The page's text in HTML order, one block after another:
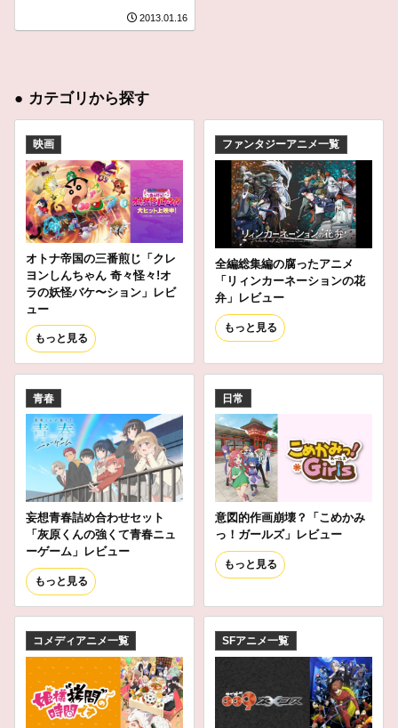
2013.01.16
● カテゴリから探す
映画
オトナ帝国の三番煎じ「クレ
ヨンしんちゃん 奇々怪々!オ
ラの妖怪バケ〜ション」レビ
ュー
もっと見る
ファンタジーアニメ一覧
全編総集編の腐ったアニメ
「リィンカーネーションの花
弁」レビュー
もっと見る
青春
妄想青春詰め合わせセット
「灰原くんの強くて青春ニュ
ーゲーム」レビュー
もっと見る
日常
意図的作画崩壊？「こめかみ
っ！ガールズ」レビュー
もっと見る
コメディアニメ一覧 SFアニメ一覧